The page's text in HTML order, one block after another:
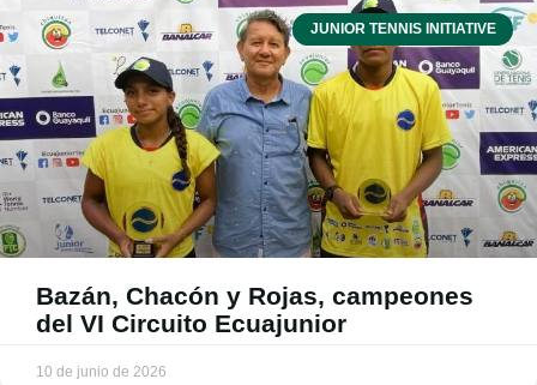
JUNIOR TENNIS INITIATIVE
Bazán, Chacón y Rojas, campeones
del VI Circuito Ecuajunior
10 de junio de 2026